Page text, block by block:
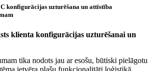
konfigurācijas uzturēšana un attīstība
klienta konfigurācijas uzturēšanai un
tika nodots jau ar esošu, būtiski pielāgotu
ietvēra plašu funkcionalitāti loģistikā,